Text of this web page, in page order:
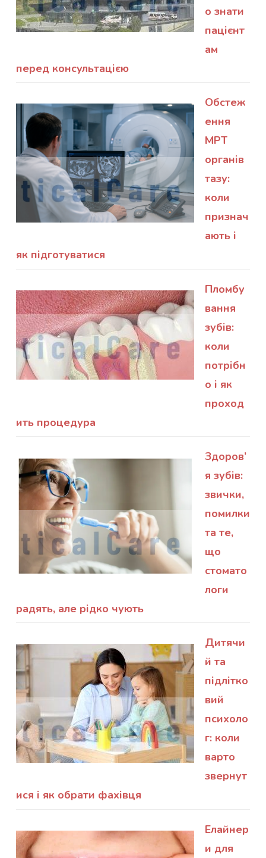
о знати
пацієнт
ам
перед консультацією
Обстеж
ення
МРТ
органів
тазу:
коли
признач
ають і
як підготуватися
Пломбу
вання
зубів:
коли
потрібн
о і як
проход
ить процедура
Здоров’
я зубів:
звички,
помилки
та те,
що
стомато
логи
радять, але рідко чують
Дитячи
й та
підлітко
вий
психоло
г: коли
варто
звернут
ися і як обрати фахівця
Елайнер
и для